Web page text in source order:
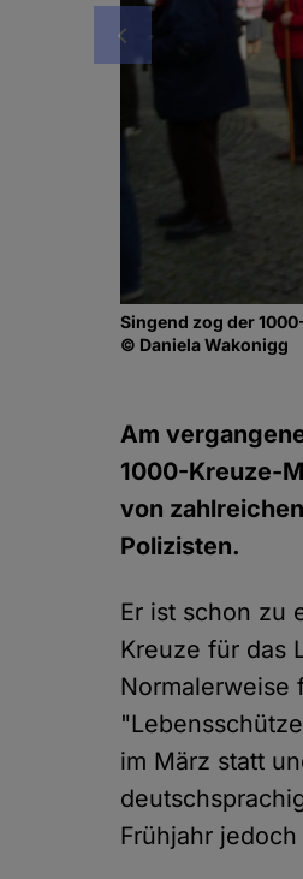
Vorheriges
Singend zog der
© Daniela Wakonigg
Am
1000-Kreuze-
von
Polizisten.
Er ist schon zu
Kreuze für das
Normalerweise
im März statt
Frühjahr